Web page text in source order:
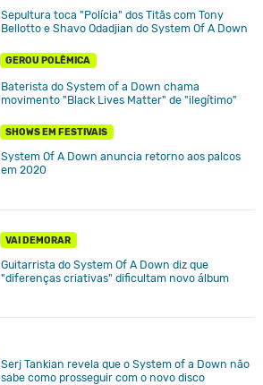
Sepultura toca "Polícia" dos Titãs com Tony
Bellotto e Shavo Odadjian do System Of A Down
GEROU POLÊMICA
Baterista do System of a Down chama
movimento "Black Lives Matter" de "ilegítimo"
SHOWS EM FESTIVAIS
System Of A Down anuncia retorno aos palcos
em 2020
VAI DEMORAR
Guitarrista do System Of A Down diz que
"diferenças criativas" dificultam novo álbum
Serj Tankian revela que o System of a Down não
sabe como prosseguir com o novo disco